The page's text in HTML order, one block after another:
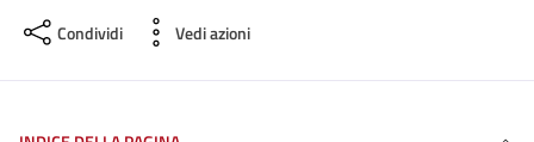
Condividi Vedi azioni